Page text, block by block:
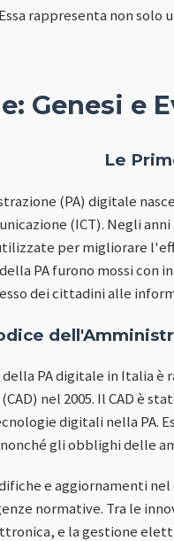
rappresenta non
Genesi e
Le
(PA) digitale
(ICT). Negli
per migliorare
PA furono mossi
dei cittadini alle
PA digitale in Italia
nel 2005. Il CAD è
digitali nella PA.
gli obblighi delle
e aggiornamenti
normative. Tra le
e la gestione